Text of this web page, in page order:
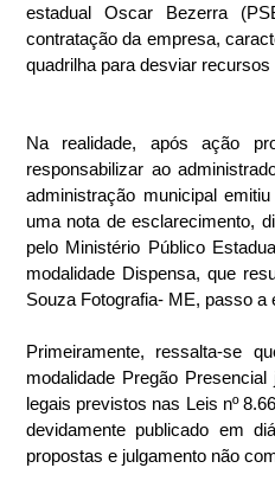
estadual Oscar Bezerra
contratação da empresa,
quadrilha para desviar recursos
Na realidade, após ação
responsabilizar ao
administração municipal
uma nota de esclarecimento,
pelo Ministério Público
modalidade Dispensa, que
Souza Fotografia- ME, passo a
Primeiramente, ressalta-se
modalidade Pregão
legais previstos nas Leis nº
devidamente publicado em
propostas e julgamento não